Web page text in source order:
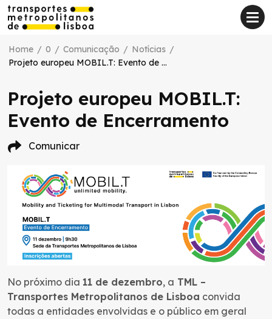
Home / 0 / Comunicação / Notícias /
Projeto europeu MOBIL.T: Evento de Encerramento
Projeto europeu MOBIL.T:
Evento de Encerramento
Comunicar
No próximo dia 11 de dezembro, a TML –
Transportes Metropolitanos de Lisboa convida
todas a entidades envolvidas e o público em geral